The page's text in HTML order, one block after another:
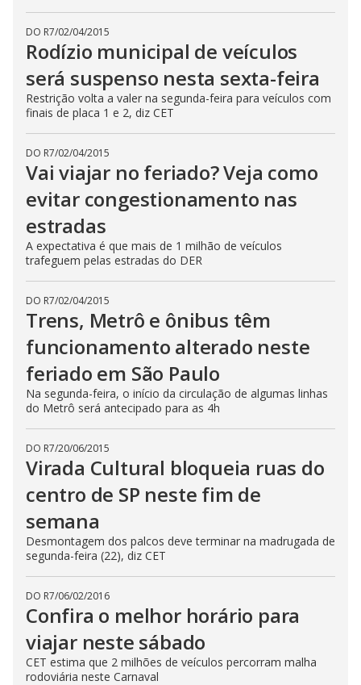
DO R7/02/04/2015
Rodízio municipal de veículos
será suspenso nesta sexta-feira
Restrição volta a valer na segunda-feira para veículos com
finais de placa 1 e 2, diz CET
DO R7/02/04/2015
Vai viajar no feriado? Veja como
evitar congestionamento nas
estradas
A expectativa é que mais de 1 milhão de veículos
trafeguem pelas estradas do DER
DO R7/02/04/2015
Trens, Metrô e ônibus têm
funcionamento alterado neste
feriado em São Paulo
Na segunda-feira, o início da circulação de algumas linhas
do Metrô será antecipado para as 4h
DO R7/20/06/2015
Virada Cultural bloqueia ruas do
centro de SP neste fim de
semana
Desmontagem dos palcos deve terminar na madrugada de
segunda-feira (22), diz CET
DO R7/06/02/2016
Confira o melhor horário para
viajar neste sábado
CET estima que 2 milhões de veículos percorram malha
rodoviária neste Carnaval